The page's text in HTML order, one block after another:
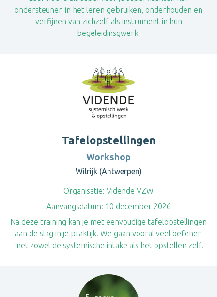
ondersteunen in het leren gebruiken, onderhouden en
verfijnen van zichzelf als instrument in hun
begeleidinsgwerk.
Tafelopstellingen
Workshop
Wilrijk (Antwerpen)
Organisatie: Vidende VZW
Aanvangsdatum: 10 december 2026
Na deze training kan je met eenvoudige tafelopstellingen
aan de slag in je praktijk. We gaan vooral veel oefenen
met zowel de systemische intake als het opstellen zelf.